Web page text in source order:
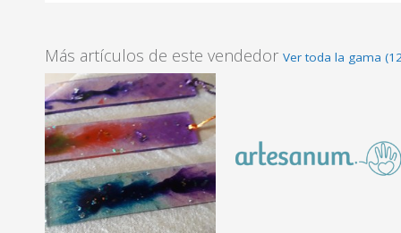
Más artículos de este vendedor Ver toda la gama